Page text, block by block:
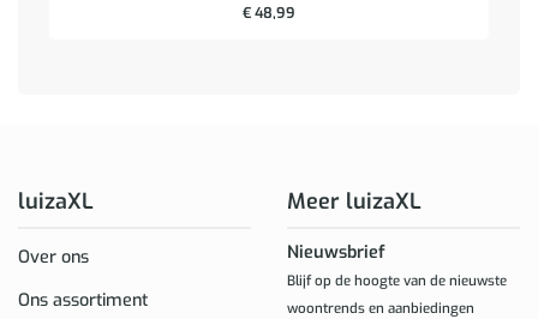
€48,99
luizaXL
Over ons
Ons assortiment
Meer luizaXL
Nieuwsbrief
Blijf op de hoogte van de nieuwste
woontrends en aanbiedingen